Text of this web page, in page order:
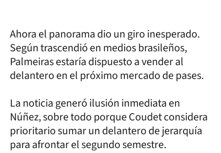
Ahora el panorama dio un giro inesperado.
Según trascendió en medios brasileños,
Palmeiras estaría dispuesto a vender al
delantero en el próximo mercado de pases.
La noticia generó ilusión inmediata en
Núñez, sobre todo porque Coudet considera
prioritario sumar un delantero de jerarquía
para afrontar el segundo semestre.